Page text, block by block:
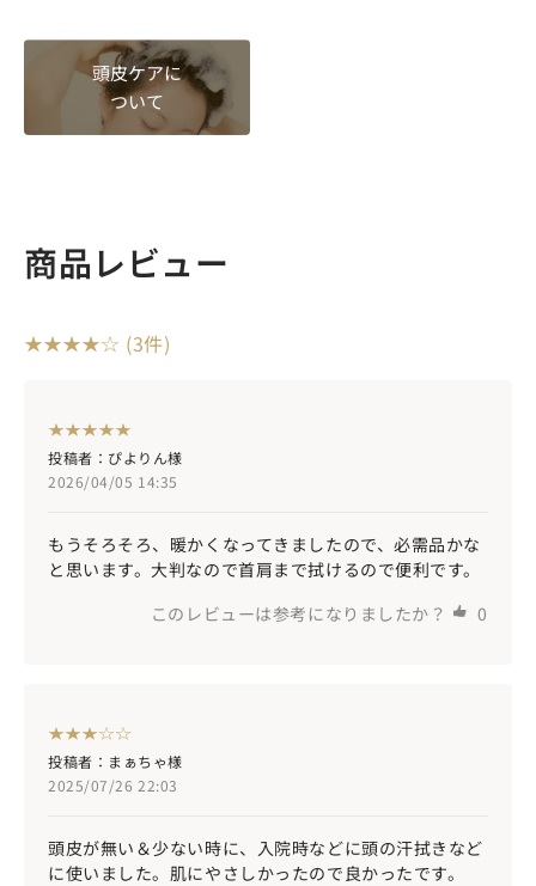
頭皮ケアに
ついて
商品レビュー
(3件)
投稿者：ぴよりん様
2026/04/05 14:35
もうそろそろ、暖かくなってきましたので、必需品かな
と思います。大判なので首肩まで拭けるので便利です。
このレビューは参考になりましたか？
0
投稿者：まぁちゃ様
2025/07/26 22:03
頭皮が無い＆少ない時に、入院時などに頭の汗拭きなど
に使いました。肌にやさしかったので良かったです。